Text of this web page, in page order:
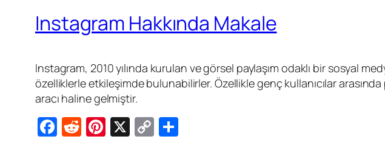
Instagram Hakkında Makale
Instagram, 2010 yılında kurulan ve görsel paylaşım odaklı bir sosyal
özelliklerle etkileşimde bulunabilirler. Özellikle genç kullanıcılar
aracı haline gelmiştir.
Facebook
Reddit
Pinterest
X Copy